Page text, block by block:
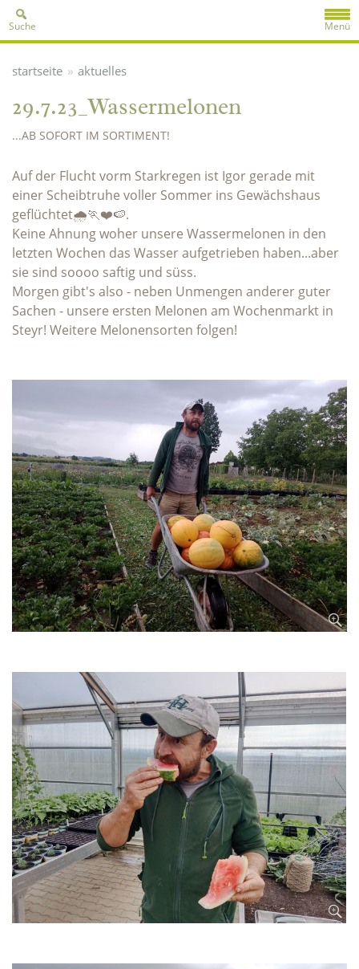
Menü
Suche
startseite » aktuelles
29.7.23_Wassermelonen
...AB SOFORT IM SORTIMENT!
Auf der Flucht vorm Starkregen ist Igor gerade mit
einer Scheibtruhe voller Sommer ins Gewächshaus
geflüchtet🌧️🏃❤️🍉.
Keine Ahnung woher unsere Wassermelonen in den
letzten Wochen das Wasser aufgetrieben haben...aber
sie sind soooo saftig und süss.
Morgen gibt's also - neben Unmengen anderer guter
Sachen - unsere ersten Melonen am Wochenmarkt in
Steyr! Weitere Melonensorten folgen!